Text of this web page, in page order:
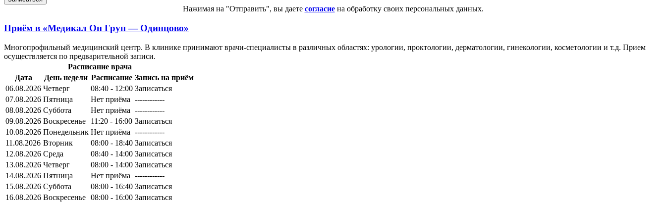
Нажимая на "Отправить", вы даете согласиена обработку своих персональных данных.
Приём в «Медикал Он Груп — Одинцово»
Многопрофильный медицинский центр. В клинике принимают врачи-специалисты в различных областях: урологии, проктологии, дерматологии, гинекологии, косметологии и т.д. Прием
осуществляется по предварительной записи.
Расписание врача
Дата
День недели Расписание Запись на приём
06.08.2026 Четверг 08:40 - 12:00 Записаться
07.08.2026 Пятница Нет приёма ------------
08.08.2026 Суббота Нет приёма ------------
09.08.2026 Воскресенье 11:20 - 16:00 Записаться
10.08.2026 Понедельник Нет приёма ------------
11.08.2026 Вторник 08:00 - 18:40 Записаться
12.08.2026 Среда 08:40 - 14:00 Записаться
13.08.2026 Четверг 08:00 - 14:00 Записаться
14.08.2026 Пятница Нет приёма ------------
15.08.2026 Суббота 08:00 - 16:40 Записаться
16.08.2026 Воскресенье 08:00 - 16:00 Записаться